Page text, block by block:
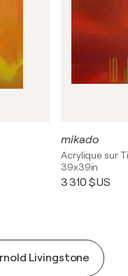
mikado
Acrylique sur
39x39in
3 310 $US
Livingstone